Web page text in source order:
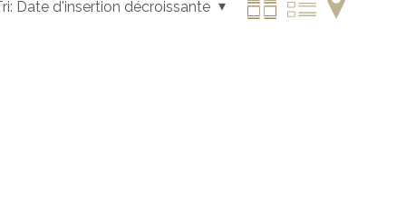
Date d'insertion décroissante